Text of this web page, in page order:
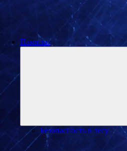
Памятки
Безопасность в лесу